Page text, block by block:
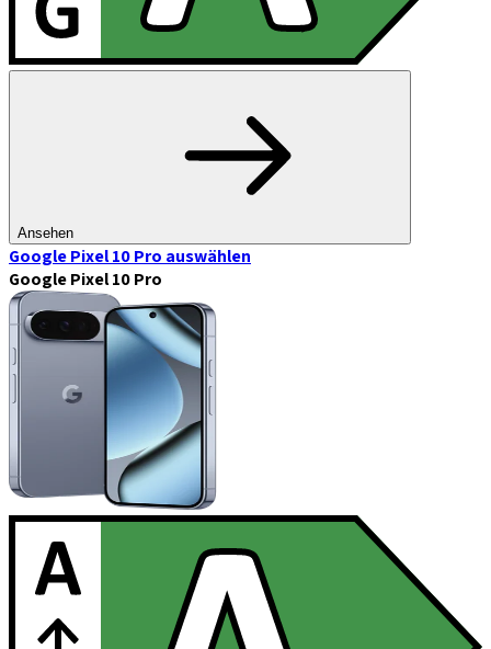
Ansehen
Google Pixel 10 Pro auswählen
Google Pixel 10 Pro